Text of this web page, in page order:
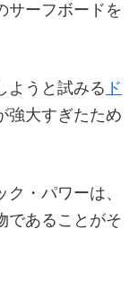
サーフボードを
ようと試みる ド
強大すぎたため
・パワーは、
であることがそ